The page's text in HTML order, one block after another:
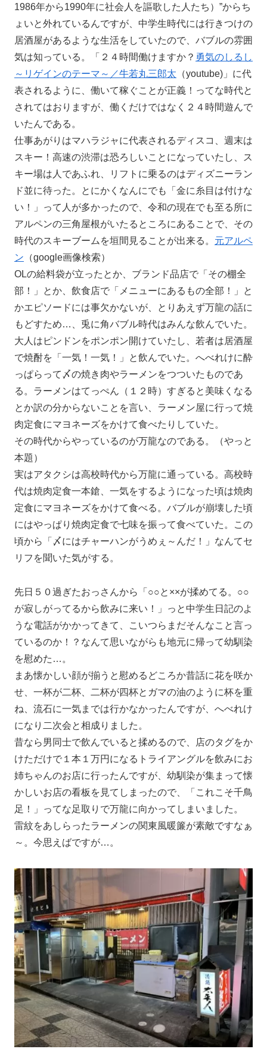
1986年から1990年に社会人を謳歌した人たち）”からち
ょいと外れているんですが、中学生時代には行きつけの
居酒屋があるような生活をしていたので、バブルの雰囲
気は知っている。「２４時間働けますか？ 勇気のしるし
～リゲインのテーマ～／牛若丸三郎太 （youtube)」に代
表されるように、働いて稼ぐことが正義！ってな時代と
されてはおりますが、働くだけではなく２４時間遊んで
いたんである。
仕事あがりはマハラジャに代表されるディスコ、週末は
スキー！高速の渋滞は恐ろしいことになっていたし、ス
キー場は人であふれ、リフトに乗るのはディズニーラン
ド並に待った。とにかくなんにでも「金に糸目は付けな
い！」って人が多かったので、令和の現在でも至る所に
アルペンの三角屋根がいたるところにあることで、その
時代のスキーブームを垣間見ることが出来る。 元アルペ
ン （google画像検索）
OLの給料袋が立ったとか、ブランド品店で「その棚全
部！」とか、飲食店で「メニューにあるもの全部！」と
かエピソードには事欠かないが、とりあえず万龍の話に
もどすため…、兎に角バブル時代はみんな飲んでいた。
大人はピンドンをポンポン開けていたし、若者は居酒屋
で焼酎を「一気！一気！」と飲んでいた。へべれけに酔
っぱらって〆の焼き肉やラーメンをつついたものであ
る。ラーメンはてっぺん（１２時）すぎると美味くなる
とか訳の分からないことを言い、ラーメン屋に行って焼
肉定食にマヨネーズをかけて食べたりしていた。
その時代からやっているのが万龍なのである。（やっと
本題）
実はアタクシは高校時代から万龍に通っている。高校時
代は焼肉定食一本鎗、一気をするようになった頃は焼肉
定食にマヨネーズをかけて食べる。バブルが崩壊した頃
にはやっぱり焼肉定食で七味を振って食べていた。この
頃から「〆にはチャーハンがうめぇ～んだ！」なんてセ
リフを聞いた気がする。
先日５０過ぎたおっさんから「○○と××が揉めてる。○○
が寂しがってるから飲みに来い！」っと中学生日記のよ
うな電話がかかってきて、こいつらまだそんなこと言っ
ているのか！？なんて思いながらも地元に帰って幼馴染
を慰めた…。
まあ懐かしい顔が揃うと慰めるどころか昔話に花を咲か
せ、一杯が二杯、二杯が四杯とガマの油のように杯を重
ね、流石に一気までは行かなかったんですが、へべれけ
になり二次会と相成りました。
昔なら男同士で飲んでいると揉めるので、店のタグをか
けただけで１本１万円になるトライアングルを飲みにお
姉ちゃんのお店に行ったんですが、幼馴染が集まって懐
かしいお店の看板を見てしまったので、「これこそ千鳥
足！」ってな足取りで万龍に向かってしまいました。
雷紋をあしらったラーメンの関東風暖簾が素敵ですなぁ
～。今思えばですが…。